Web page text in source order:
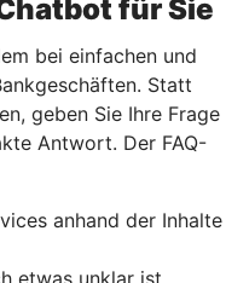
für Sie
bei einfachen und
Statt
geben Sie Ihre Frage
Antwort. Der FAQ-
anhand der Inhalte
etwas unklar ist,